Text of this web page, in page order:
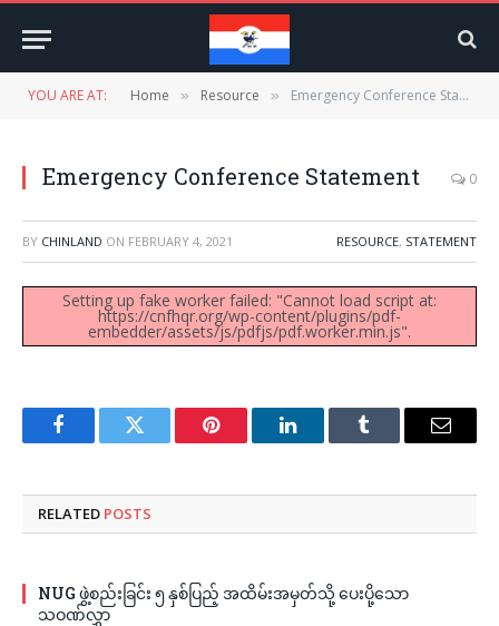
YOU ARE AT: Home » Resource » Emergency Conference Statement
Emergency Conference Statement 0
BY CHINLAND ON FEBRUARY 4, 2021 RESOURCE, STATEMENT
Setting up fake worker failed: "Cannot load script at:
https://cnfhqr.org/wp-content/plugins/pdf-
embedder/assets/js/pdfjs/pdf.worker.min.js".
FacebookTwitter Pinterest LinkedInTumblr Email
RELATED POSTS
NUG ဖွဲ့စည်းခြင်း ၅ နှစ်ပြည့် အထိမ်းအမှတ်သို့ ပေးပို့သော
သဝဏ်လွှာ